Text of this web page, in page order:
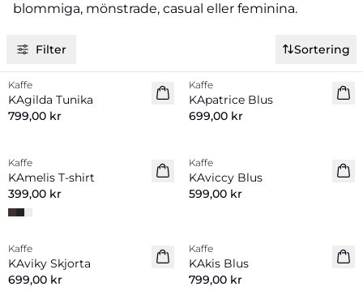
blommiga, mönstrade, casual eller feminina.
Filter Sortering
Nyhet
Kaffe
KAgilda Tunika
799,00 kr
Nyhet
Kaffe
KApatrice Blus
699,00 kr
Nyhet
Kaffe
KAmelis T-shirt
399,00 kr
Nyhet
Kaffe
KAviccy Blus
599,00 kr
Nyhet
Kaffe
KAviky Skjorta
699,00 kr
Nyhet
Kaffe
KAkis Blus
799,00 kr